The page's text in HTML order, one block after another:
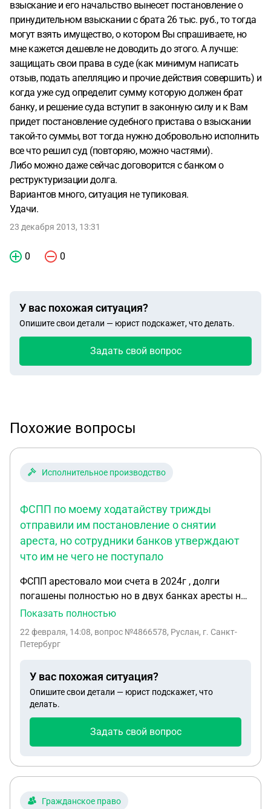
взыскание и его начальство вынесет постановление о
принудительном взыскании с брата 26 тыс. руб., то тогда
могут взять имущество, о котором Вы спрашиваете, но
мне кажется дешевле не доводить до этого. А лучше:
защищать свои права в суде (как минимум написать
отзыв, подать апелляцию и прочие действия совершить) и
когда уже суд определит сумму которую должен брат
банку, и решение суда вступит в законную силу и к Вам
придет постановление судебного пристава о взыскании
такой-то суммы, вот тогда нужно добровольно исполнить
все что решил суд (повторяю, можно частями).
Либо можно даже сейчас договорится с банком о
реструктуризации долга.
Вариантов много, ситуация не тупиковая.
Удачи.
23 декабря 2013, 13:31
0 0
У вас похожая ситуация?
Опишите свои детали — юрист подскажет, что делать.
Задать свой вопрос
Похожие вопросы
Исполнительное производство
ФСПП по моему ходатайству трижды
отправили им постановление о снятии
ареста, но сотрудники банков утверждают
что им не чего не поступало
ФСПП арестовало мои счета в 2024г , долги
погашены полностью но в двух банках аресты не
сняли , в одном из них есть замороженные
отправили им постановление о снятии ареста , но
обратиться в суд за компенсацией ведь инфляция
за два года обесценила мои активы примерно на
30%
Показать полностью
22 февраля, 14:08, вопрос №4866578, Руслан, г. Санкт-
Петербург
У вас похожая ситуация?
Опишите свои детали — юрист подскажет, что
делать.
Задать свой вопрос
Гражданское право